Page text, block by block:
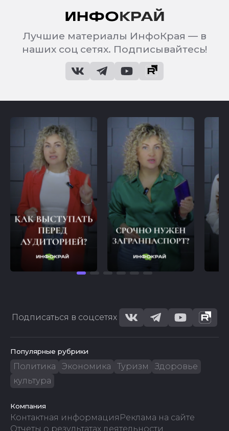
Лучшие материалы ИнфоКрая — в
наших соц сетях. Подписывайтесь!
Подписаться в соцсетях
Популярные рубрики
Политика Экономика Туризм
Здоровье
культура
Компания
Контактная информация Реклама на сайте
Отчеты о результатах деятельности